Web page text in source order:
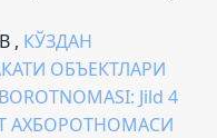
, КЎЗДАН
ОБЪЕКТЛАРИ
Jild 4
АХБОРОТНОМАСИ